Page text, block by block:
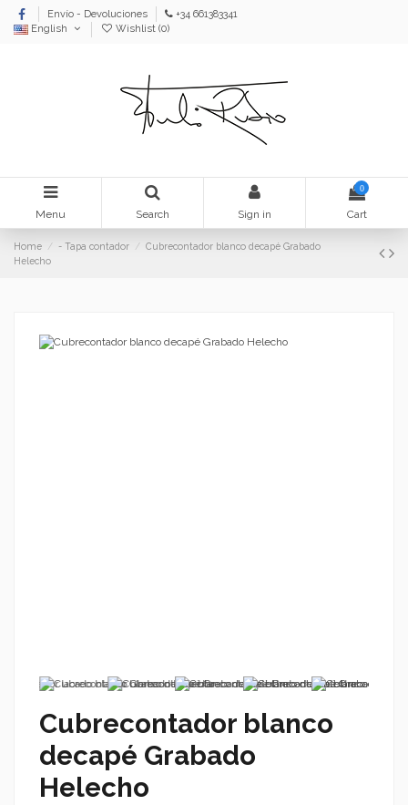
Envío - Devoluciones
+34 661383341
English
Wishlist (0)
Menu Search Sign in
0
Cart
Home - Tapa contador
Cubrecontador blanco decapé Grabado
Helecho
Cubrecontador blanco
decapé Grabado
Helecho